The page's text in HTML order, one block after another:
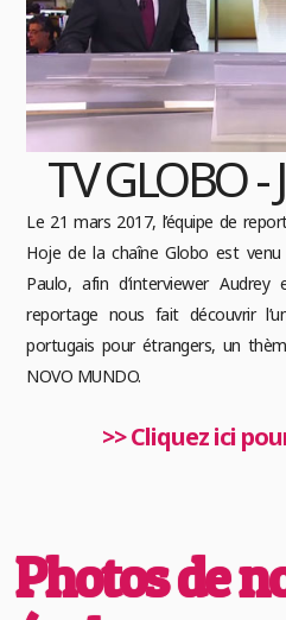
TV GLOBO
Le 21 mars 2017, l’équipe de
Hoje de la chaîne Globo est
Paulo, afin d’interviewer
reportage nous fait découvrir
portugais pour étrangers, un
NOVO MUNDO.
>> Cliquez ici
Photos de